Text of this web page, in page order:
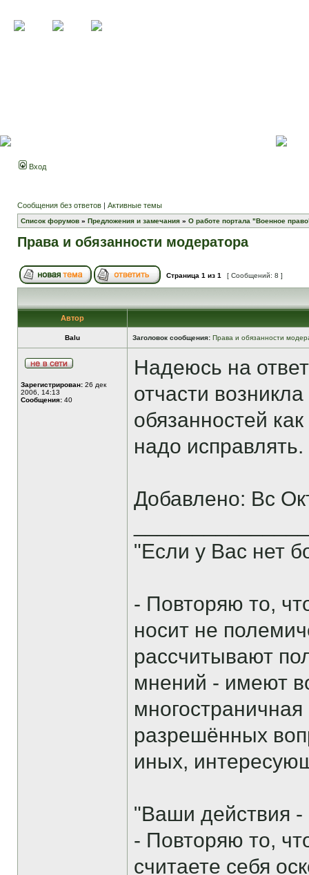
Вход
Сообщения без ответов | Активные темы
Список форумов » Предложения и замечания » О работе портала "Военное
Права и обязанности модератора
Страница 1 из 1 [ Сообщений: 8 ]
Автор
Balu Заголовок сообщения: Права и обязанности
Зарегистрирован: 26 дек
2006, 14:13
Сообщения: 40
Надеюсь на
отчасти
обязанностей
надо исправлять.
Добавлено: Вс
"Если у Вас нет
- Повторяю то,
носит не
рассчитывают
мнений - имеют
разрешённых
иных,
"Ваши действия
- Повторяю то,
считаете себя